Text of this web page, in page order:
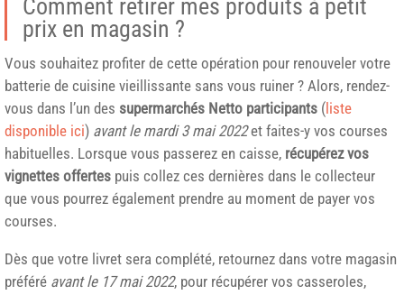
Comment retirer mes produits à petit
prix en magasin ?
Vous souhaitez profiter de cette opération pour renouveler votre
batterie de cuisine vieillissante sans vous ruiner ? Alors, rendez-
vous dans l’un des supermarchés Netto participants (liste
disponible ici) avant le mardi 3 mai 2022et faites-y vos courses
habituelles. Lorsque vous passerez en caisse, récupérez vos
vignettes offertes puis collez ces dernières dans le collecteur
que vous pourrez également prendre au moment de payer vos
courses.
Dès que votre livret sera complété, retournez dans votre magasin
préféré avant le 17 mai 2022, pour récupérer vos casseroles,